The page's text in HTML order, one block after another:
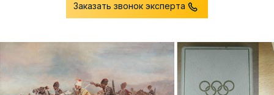
Заказать звонок эксперта